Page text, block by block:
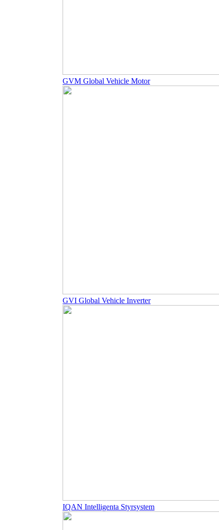
GVM Global Vehicle Motor
GVI Global Vehicle Inverter
IQAN Intelligenta Styrsystem